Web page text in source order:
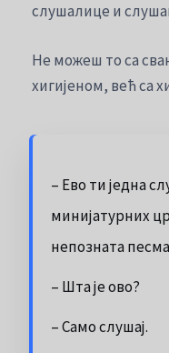
слушалице и
Не можеш то са
хигијеном, већ са
– Ево ти једна
минијатурних
непозната
– Шта је ово?
– Само слушај.